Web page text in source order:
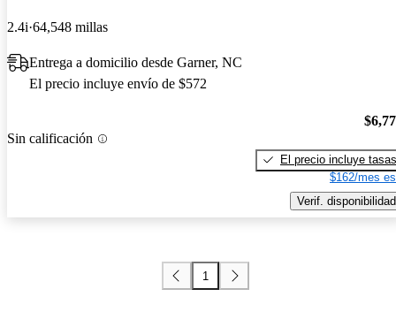
2.4i 64,548 millas
Entrega a domicilio desde Garner, NC
El precio incluye envío de $572
Sin calificación
El precio incluye tasas
$162/mes
Verif. disponibilidad
1